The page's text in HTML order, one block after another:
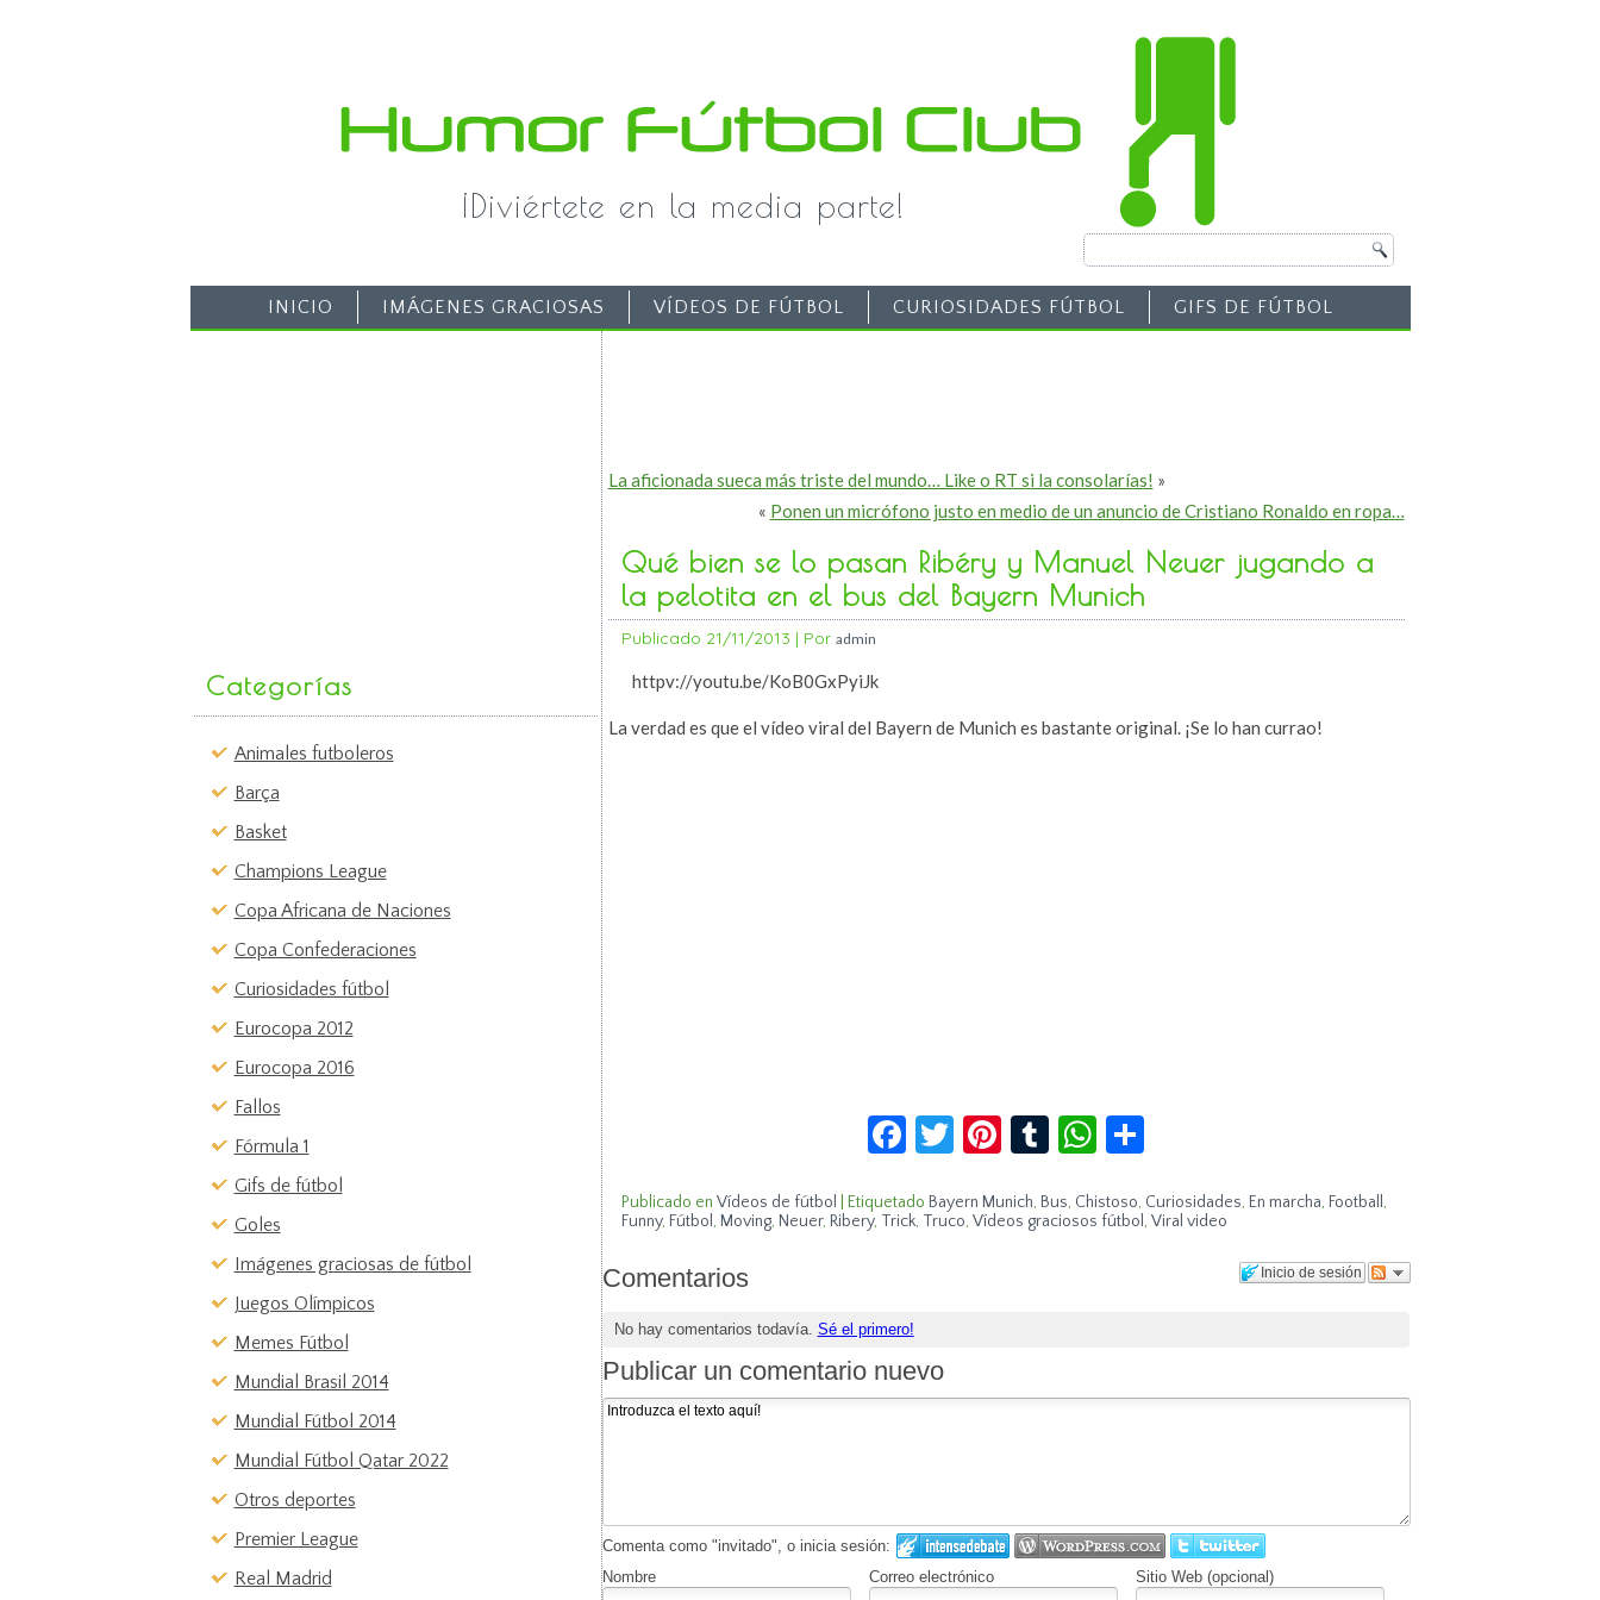
¡Diviértete en la media parte!
INICIO IMÁGENES GRACIOSAS VÍDEOS DE FÚTBOL CURIOSIDADES FÚTBOL GIFS DE FÚTBOL
Categorías
Animales futboleros
Barça
Basket
Champions League
Copa Africana de Naciones
Copa Confederaciones
Curiosidades fútbol
Eurocopa 2012
Eurocopa 2016
Fallos
Fórmula 1
Gifs de fútbol
Goles
Imágenes graciosas de fútbol
Juegos Olímpicos
Memes Fútbol
Mundial Brasil 2014
Mundial Fútbol 2014
Mundial Fútbol Qatar 2022
Otros deportes
Premier League
Real Madrid
La aficionada sueca más triste del mundo… Like o RT si la consolarías! »
« Ponen un micrófono justo en medio de un anuncio de Cristiano Ronaldo en ropa…
Qué bien se lo pasan Ribéry y Manuel Neuer jugando a
la pelotita en el bus del Bayern Munich
Publicado 21/11/2013 | Por admin
httpv://youtu.be/KoB0GxPyiJk
La verdad es que el vídeo viral del Bayern de Munich es bastante original. ¡Se lo han currao!
Facebook
Twitter
Pinterest
TumblrWhatsApp
Publicado en Vídeos de fútbol Etiquetado Bayern Munich, Bus, Chistoso, Curiosidades, En marcha, Football ,
Funny, Fútbol , Moving, Neuer, Ribery, Trick, Truco, Vídeos graciosos fútbol , Viral video
Inicio de sesión
Comentarios
No hay comentarios todavía. Sé el primero!
Publicar un comentario nuevo
Comenta como "invitado", o inicia sesión:
Nombre
Correo electrónico Sitio Web (opcional)